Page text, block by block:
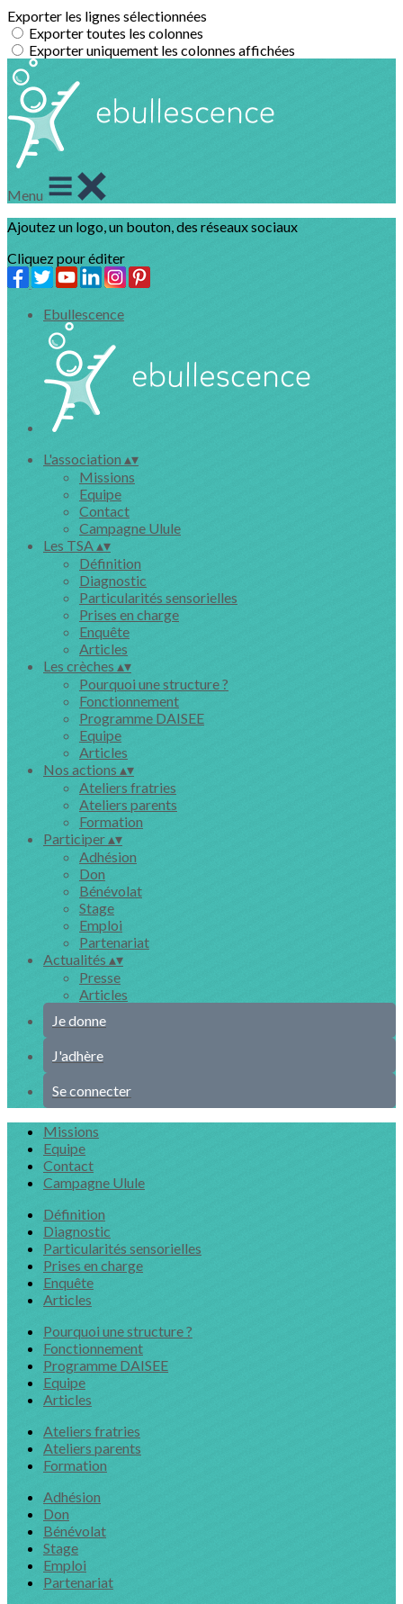
Exporter les lignes sélectionnées
Exporter toutes les colonnes
Exporter uniquement les colonnes affichées
Menu
Ajoutez un logo, un bouton, des réseaux sociaux
Cliquez pour éditer
Ebullescence
L'association ▴▾
Missions
Equipe
Contact
Campagne Ulule
Les TSA▴▾
Définition
Diagnostic
Particularités sensorielles
Prises en charge
Enquête
Articles
Les crèches ▴▾
Pourquoi une structure ?
Fonctionnement
Programme DAISEE
Equipe
Articles
Nos actions ▴▾
Ateliers fratries
Ateliers parents
Formation
Participer▴▾
Adhésion
Don
Bénévolat
Stage
Emploi
Partenariat
Actualités ▴▾
Presse
Articles
Je donne
J'adhère
Se connecter
Missions
Equipe
Contact
Campagne Ulule
Définition
Diagnostic
Particularités sensorielles
Prises en charge
Enquête
Articles
Pourquoi une structure ?
Fonctionnement
Programme DAISEE
Equipe
Articles
Ateliers fratries
Ateliers parents
Formation
Adhésion
Don
Bénévolat
Stage
Emploi
Partenariat